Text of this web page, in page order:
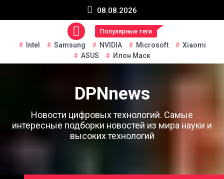
08.08.2026
Популярные теги
Intel Samsung NVIDIA Microsoft
Xiaomi
ASUS
Илон Маск
DPNnews
Новости цифровых технологий. Самые
интересные подборки новостей из мира науки и
высоких технологий